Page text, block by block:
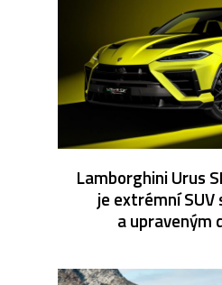
Lamborghini Urus
je extrémní SUV
a upraveným